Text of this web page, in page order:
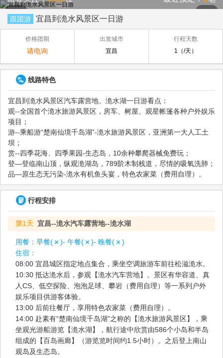
跟团游 宜昌到洈水风景区一日游
价格团期
请电询
出发城市
宜昌
行程天数
1（/天）
线路特色
宜昌到洈水风景区汽车露营地、洈水湖一日游看点：
观--全国首个洈水旅游风景区，房车、树屋、观星帐篷各种户外娱乐
项目；
游--乘船游“楚南仙境千岛湖”-洈水旅游风景区，亚洲第一大人工土
坝；
赏--四季花海、四季果园-生态岛，10余种攀爬器械免费玩；
登—登临南山顶，纵观洈湖岛，789阶木制栈道，尽情的吸氧洗肺；
品—原生态无污染-洈水有机鱼头宴，特色农家菜（费用自理）。
行程安排
第1天 宜昌--洈水汽车露营地--洈水湖
用餐： 早餐( )- 午餐( )- 晚餐(
)
住宿：
08:00 宜昌城区指定地点集合，乘坐空调旅游车前往松滋洈水。
10:30 抵达洈水后，参观【洈水汽车营地】。景区有华容道、真
人CS、低空探险、泡泡足球、攀岩（费用自理）等一系列户外
娱乐项目供游客体验。
13:00 后前往餐厅，享用特色农家菜（费用自理）。
14:00 赴素有“楚南仙境千岛湖”之称的【洈水旅游风景区】，乘
坐观光游船游览【洈水湖】，航行途中欣赏由586个小岛和半岛
组成的【百岛画廊】（游览览时间约1.5小时）。之后登上南山
观岛及生态岛。